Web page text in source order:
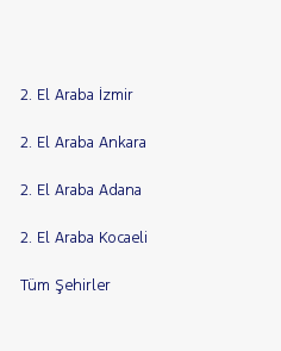
2. El Araba İzmir
2. El Araba Ankara
2. El Araba Adana
2. El Araba Kocaeli
Tüm Şehirler